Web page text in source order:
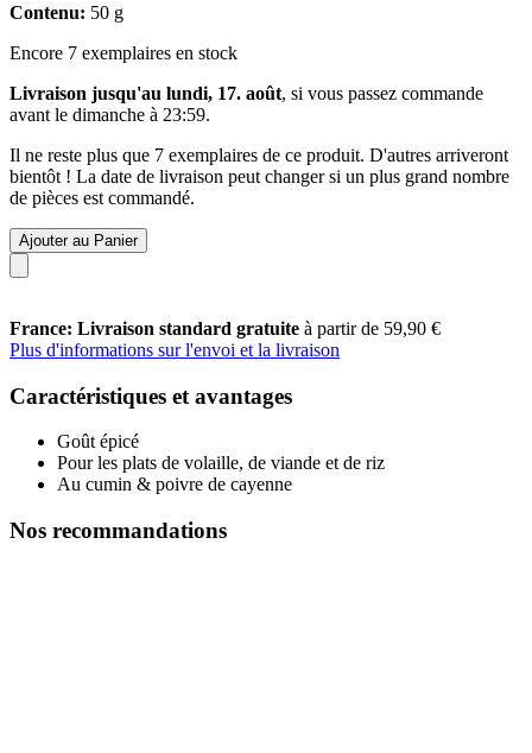
Contenu: 50 g
Encore 7 exemplaires en stock
Livraison jusqu'au lundi, 17. août, si vous passez commande
avant le dimanche à 23:59.
Il ne reste plus que 7 exemplaires de ce produit. D'autres arriveront
bientôt ! La date de livraison peut changer si un plus grand nombre
de pièces est commandé.
Ajouter au Panier
France: Livraison standard gratuite à partir de 59,90 €
Plus d'informations sur l'envoi et la livraison
Caractéristiques et avantages
Goût épicé
Pour les plats de volaille, de viande et de riz
Au cumin & poivre de cayenne
Nos recommandations